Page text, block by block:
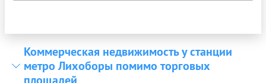
Коммерческая недвижимость у станции
метро Лихоборы помимо торговых
площадей